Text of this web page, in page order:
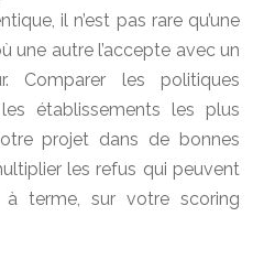
il n’est pas rare qu’une
une autre l’accepte avec un
Comparer les politiques
établissements les plus
projet dans de bonnes
les refus qui peuvent
terme, sur votre scoring